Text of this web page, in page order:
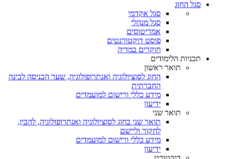
סגל החוג
סגל אקדמי
סגל מנהלי
אמריטוסים
פוסט דוקטורנטים
חוקרים במדיה
תכניות הלימודים
תואר ראשון
החוג לסוציולוגיה ואנתרופולוגיה, שער הכניסה לבינה
החברתית
מידע כללי ורישום למועמדים
ידיעון
תואר שני
תואר שני בחוג לסוציולוגיה ואנתרופולוגיה, להבין,
לחקור וליישם
מידע כללי ורישום למועמדים
ידיעון